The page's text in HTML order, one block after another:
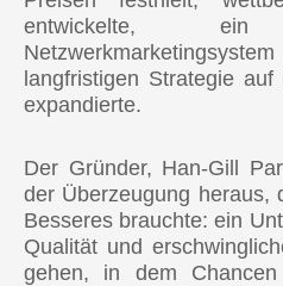
entwickelte, ein
langfristigen Strategie auf
expandierte.
Der Gründer, Han-Gill
der Überzeugung heraus,
Besseres brauchte: ein
Qualität und
gehen, in dem